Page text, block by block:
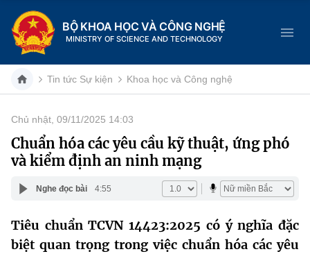
BỘ KHOA HỌC VÀ CÔNG NGHỆ
MINISTRY OF SCIENCE AND TECHNOLOGY
Danh mục
Trang chủ
Giới thiệu
Chức năng nhiệm vụ
Tin tức sự kiện
Tin tức Sự kiện Khoa học và Công nghệ
Chủ nhật, 09/11/2025 14:03
Chuẩn hóa các yêu cầu kỹ thuật, ứng phó
và kiểm định an ninh mạng
Nghe đọc bài 4:55
Tiêu chuẩn TCVN 14423:2025 có ý nghĩa đặc
biệt quan trọng trong việc chuẩn hóa các yêu